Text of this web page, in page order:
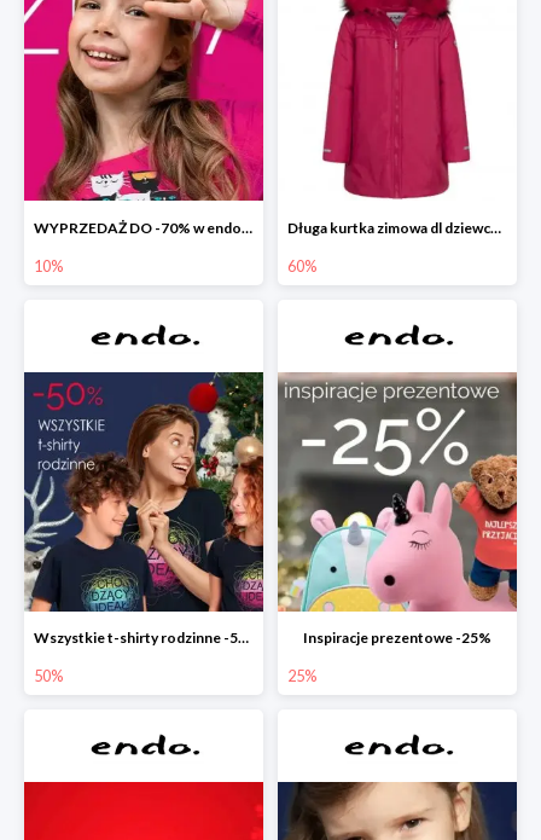
WYPRZEDAŻ DO -70% w endo.pl
10%
Długa kurtka zimowa dl dziewczynki
60%
Wszystkie t-shirty rodzinne -50%
50%
Inspiracje prezentowe -25%
25%